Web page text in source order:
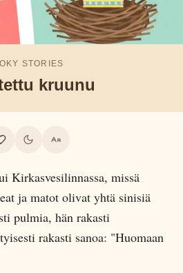
STORIES
kruunu
Kirkasvesilinnassa, missä
ja matot olivat yhtä sinisiä
pulmia, hän rakasti
rakasti sanoa: "Huomaan